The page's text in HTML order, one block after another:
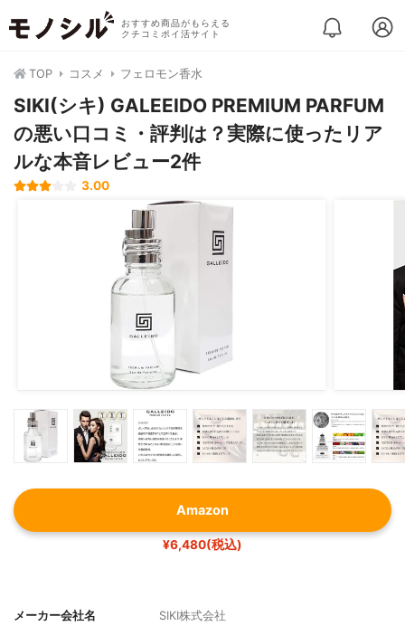
おすすめ商品がもらえる
クチコミポイ活サイト
TOP コスメ フェロモン香水
SIKI(シキ) GALEEIDO PREMIUM PARFUM
の悪い口コミ・評判は？実際に使ったリア
ルな本音レビュー2件
3.00
Amazon
¥6,480(税込)
メーカー会社名
SIKI株式会社